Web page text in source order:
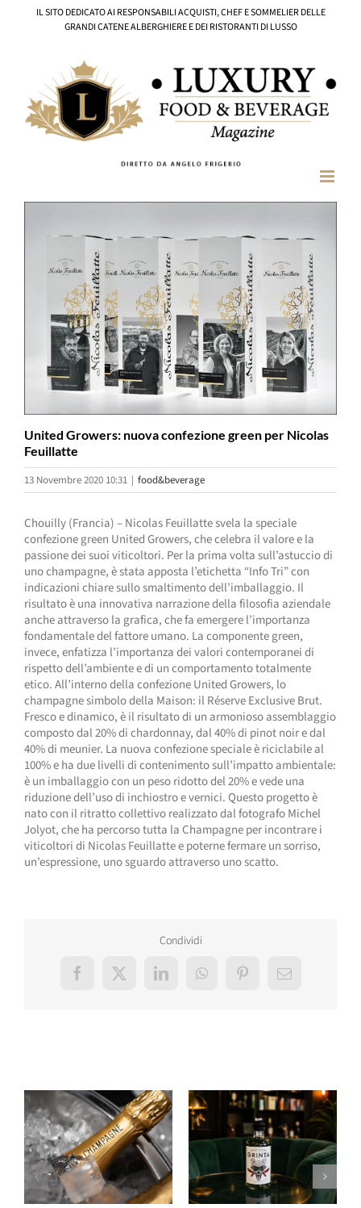
IL SITO DEDICATO AI RESPONSABILI ACQUISTI, CHEF E SOMMELIER DELLE
GRANDI CATENE ALBERGHIERE E DEI RISTORANTI DI LUSSO
United Growers: nuova confezione green per Nicolas
Feuillatte
13 Novembre 2020 10:31 | food&beverage
Chouilly (Francia) – Nicolas Feuillatte svela la speciale
confezione green United Growers, che celebra il valore e la
passione dei suoi viticoltori. Per la prima volta sull’astuccio di
uno champagne, è stata apposta l’etichetta “Info Tri” con
indicazioni chiare sullo smaltimento dell’imballaggio. Il
risultato è una innovativa narrazione della filosofia aziendale
anche attraverso la grafica, che fa emergere l’importanza
fondamentale del fattore umano. La componente green,
invece, enfatizza l’importanza dei valori contemporanei di
rispetto dell’ambiente e di un comportamento totalmente
etico. All’interno della confezione United Growers, lo
champagne simbolo della Maison: il Réserve Exclusive Brut.
Fresco e dinamico, è il risultato di un armonioso assemblaggio
composto dal 20% di chardonnay, dal 40% di pinot noir e dal
40% di meunier. La nuova confezione speciale è riciclabile al
100% e ha due livelli di contenimento sull’impatto ambientale:
è un imballaggio con un peso ridotto del 20% e vede una
riduzione dell’uso di inchiostro e vernici. Questo progetto è
nato con il ritratto collettivo realizzato dal fotografo Michel
Jolyot, che ha percorso tutta la Champagne per incontrare i
viticoltori di Nicolas Feuillatte e poterne fermare un sorriso,
un’espressione, uno sguardo attraverso uno scatto.
Condividi
Facebook
X LinkedInWhatsAppPinterestEmail